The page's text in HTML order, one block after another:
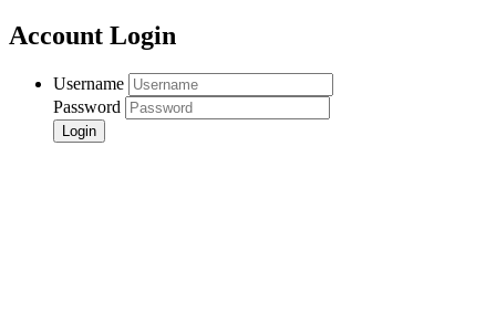
Account Login
Username
Password